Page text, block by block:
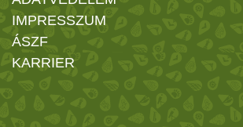
IMPRESSZUM
ÁSZF
KARRIER